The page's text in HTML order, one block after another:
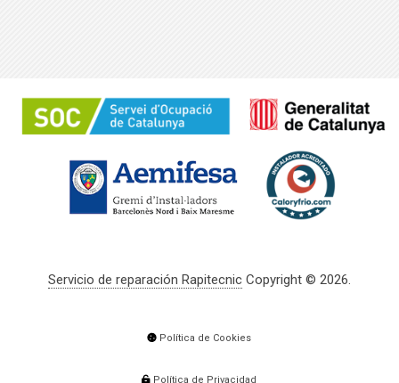
Servicio de reparación RapitecnicCopyright © 2026.
Política de Cookies
Política de Privacidad